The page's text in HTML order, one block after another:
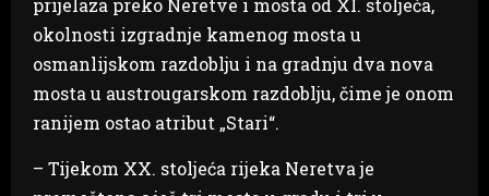
okolnosti izgradnje kamenog mosta u
osmanlijskom razdoblju i na gradnju dva nova
mosta u austrougarskom razdoblju, čime je onom
ranijem ostao atribut „Stari“.
– Tijekom XX. stoljeća rijeka Neretva je